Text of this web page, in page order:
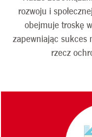
w nową dekadę,
Colgate ma ogromne
możliwości i nowe
Rozpoczynamy tę
dużym rozpędem i
poczuciem sukcesu
rozwoju i
obejmuje troskę
zapewniając sukces
rzecz